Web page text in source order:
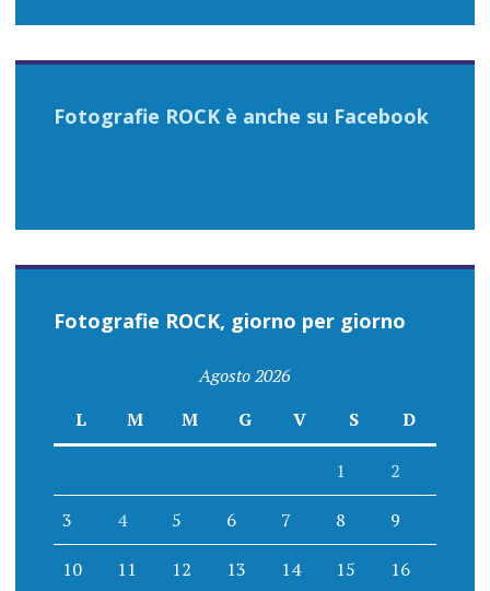
Fotografie ROCK è anche su Facebook
Fotografie ROCK, giorno per giorno
Agosto 2026
L
M M G V S D
1 2
3 4 5 6 7 8 9
10 11 12 13 14 15 16